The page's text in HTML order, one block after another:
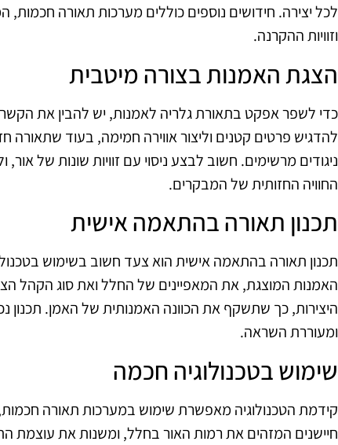
לכל יצירה. חידושים נוספים כוללים מערכות תאורה
וזוויות ההקרנה.
הצגת האמנות בצורה מיטבית
כדי לשפר אפקט בתאורת גלריה לאמנות, יש להבין את הקשר
להדגיש פרטים קטנים וליצור אווירה חמימה, בעוד שתאורה
ניגודים מרשימים. חשוב לבצע ניסוי עם זוויות שונות של
החוויה החזותית של המבקרים.
תכנון תאורה בהתאמה אישית
תכנון תאורה בהתאמה אישית הוא צעד חשוב בשימוש
האמנות המוצגת, את המאפיינים של החלל ואת סוג הקהל
היצירות, כך שתשקף את הכוונה האמנותית של האמן. תכנון
ומעוררת השראה.
שימוש בטכנולוגיה חכמה
קידמת הטכנולוגיה מאפשרת שימוש במערכות תאורה חכמות,
חיישנים המזהים את רמות האור בחלל, ומשנות את עוצמת